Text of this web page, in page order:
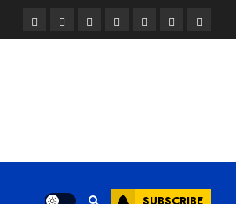
SUBSCRIBE